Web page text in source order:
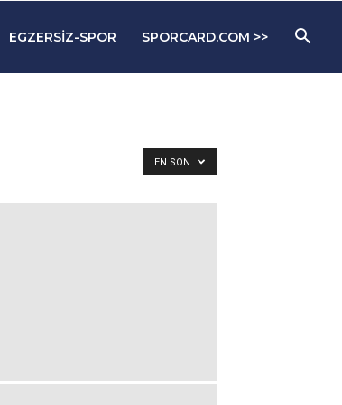
EGZERSIZ-SPOR SPORCARD.COM >>
EN SON